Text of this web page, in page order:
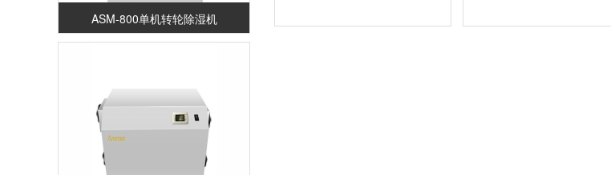
ASM-800单机转轮除湿机
无锡常规水冷调温／降温型除湿机